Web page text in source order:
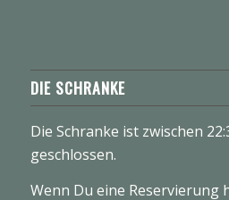
DIE SCHRANKE
Die Schranke ist zwischen
geschlossen.
Wenn Du eine Reservierung